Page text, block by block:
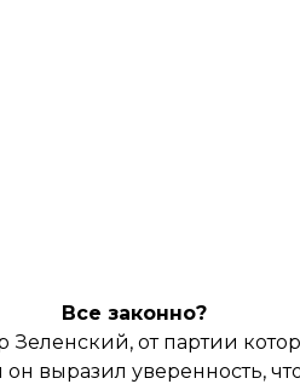
Все законно?
от партии
он выразил уверенность,